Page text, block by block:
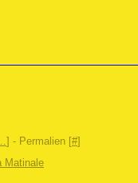
] - Permalien [#]
Matinale